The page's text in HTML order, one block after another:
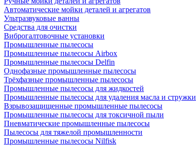
Автоматические мойки деталей и агрегатов
Ультразвуковые ванны
Средства для очистки
Виброгалтовочные установки
Промышленные пылесосы
Промышленные пылесосы Airbox
Промышленные пылесосы Delfin
Однофазные промышленные пылесосы
Трёхфазные промышленные пылесосы
Промышленные пылесосы для жидкостей
Промышленные пылесосы для удаления масла и стружки
Взрывозащищенные промышленные пылесосы
Промышленные пылесосы для токсичной пыли
Пневматические промышленные пылесосы
Пылесосы для тяжелой промышленности
Промышленные пылесосы Nilfisk